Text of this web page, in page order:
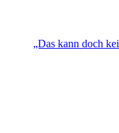
„Das kann doch